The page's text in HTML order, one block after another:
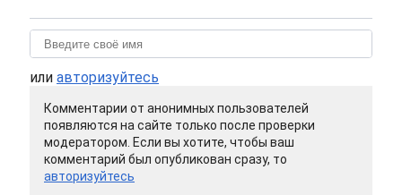
или авторизуйтесь
Комментарии от анонимных пользователей
появляются на сайте только после проверки
модератором. Если вы хотите, чтобы ваш
комментарий был опубликован сразу, то
авторизуйтесь